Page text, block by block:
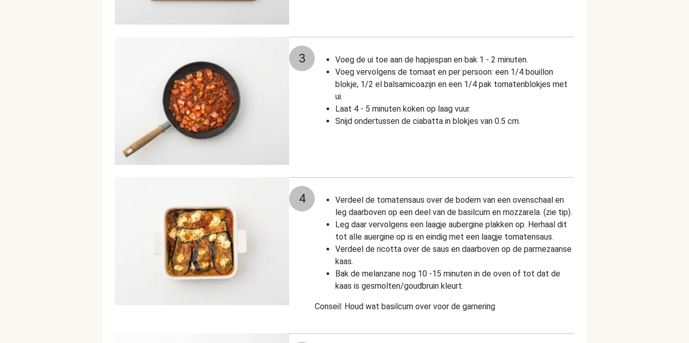
3
Voeg de ui toe aan de hapjespan en bak 1 - 2 minuten.
Voeg vervolgens de tomaat en per persoon: een 1/4 bouillon
blokje, 1/2 el balsamicoazijn en een 1/4 pak tomatenblokjes met
ui.
Laat 4 - 5 minuten koken op laag vuur.
Snijd ondertussen de ciabatta in blokjes van 0.5 cm.
4
Verdeel de tomatensaus over de bodem van een ovenschaal en
leg daarboven op een deel van de basilcum en mozzarela. (zie tip).
Leg daar vervolgens een laagje aubergine plakken op. Herhaal dit
tot alle auergine op is en eindig met een laagje tomatensaus.
Verdeel de ricotta over de saus en daarboven op de parmezaanse
kaas.
Bak de melanzane nog 10 -15 minuten in de oven of tot dat de
kaas is gesmolten/goudbruin kleurt.
Conseil: Houd wat basilcum over voor de garnering